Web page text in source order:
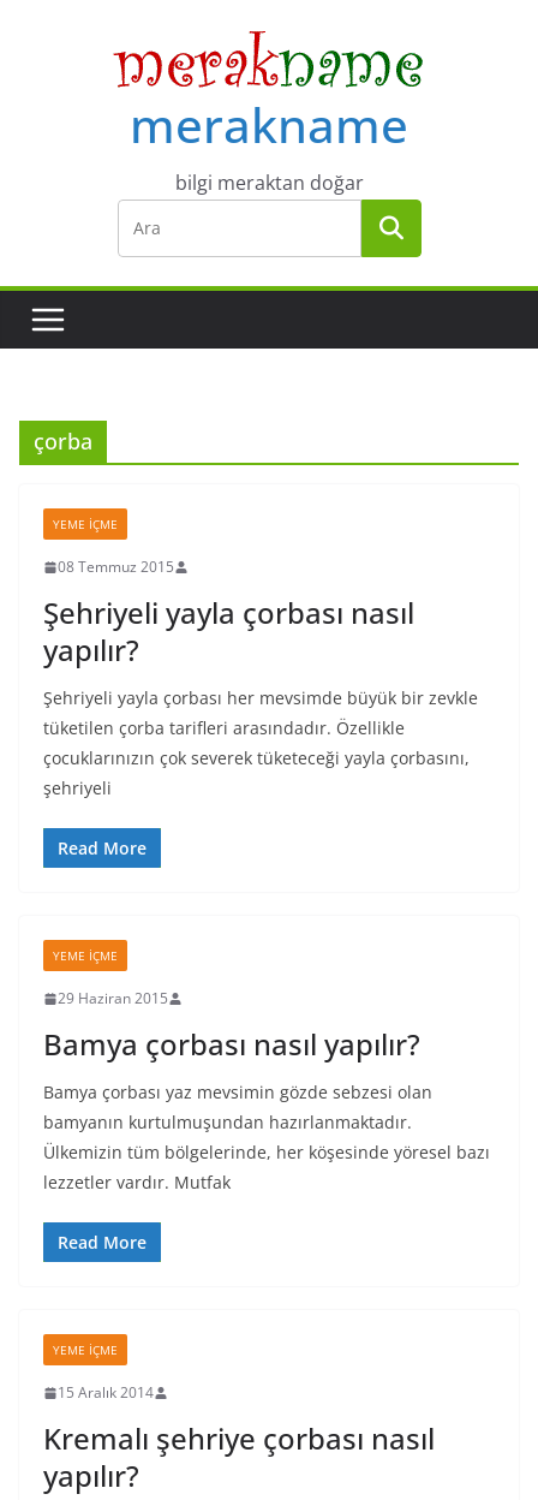
merakname
bilgi meraktan doğar
çorba
YEME İÇME
08 Temmuz 2015
Şehriyeli yayla çorbası nasıl
yapılır?
Şehriyeli yayla çorbası her mevsimde büyük bir zevkle
tüketilen çorba tarifleri arasındadır. Özellikle
çocuklarınızın çok severek tüketeceği yayla çorbasını,
şehriyeli
Read More
YEME İÇME
29 Haziran 2015
Bamya çorbası nasıl yapılır?
Bamya çorbası yaz mevsimin gözde sebzesi olan
bamyanın kurtulmuşundan hazırlanmaktadır.
Ülkemizin tüm bölgelerinde, her köşesinde yöresel bazı
lezzetler vardır. Mutfak
Read More
YEME İÇME
15 Aralık 2014
Kremalı şehriye çorbası nasıl
yapılır?